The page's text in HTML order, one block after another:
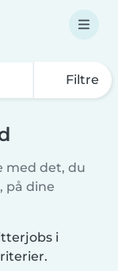
Filtre
med det, du
på dine
i